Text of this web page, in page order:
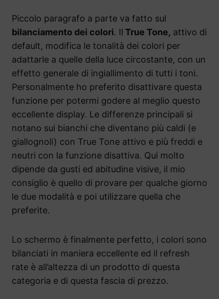
Piccolo paragrafo a parte va fatto sul
bilanciamento dei colori. Il True Tone, attivo di
default, modifica le tonalità dei colori per
adattarle a quelle della luce circostante, con un
effetto generale di ingiallimento di tutti i toni.
Personalmente ho preferito disattivare questa
funzione per potermi godere al meglio questo
eccellente display. Le differenze principali si
notano sui bianchi che diventano più caldi (e
giallognoli) con True Tone attivo e più freddi e
neutri con la funzione disattiva. Qui molto
dipende da gusti ed abitudine visive, il mio
consiglio è quello di provare per qualche giorno
le due modalità e poi utilizzare quella che
preferite.
Lo schermo è finalmente perfetto, i colori sono
bilanciati in maniera eccellente ed il refresh
rate è all’altezza di un prodotto di questa
categoria e di questa fascia di prezzo.